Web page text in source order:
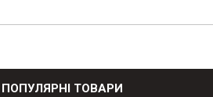
ПОПУЛЯРНІ ТОВАРИ